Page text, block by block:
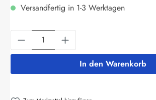
Versandfertig in 1-3 Werktagen
Produkt Anzahl: Gib den
In den Warenkorb